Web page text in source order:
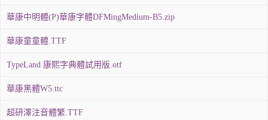
華康中明體(P)華康字體DFMingMedium-B5.zip
華康童童體.TTF
TypeLand 康熙字典體試用版.otf
華康黑體W5.ttc
超研澤注音體繁.TTF